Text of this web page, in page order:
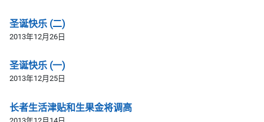
圣诞快乐 (二)
2013年12月26日
圣诞快乐 (一)
2013年12月25日
长者生活津贴和生果金将调高